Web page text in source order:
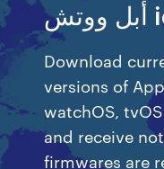
Download
versions of
watchOS,
and receive
firmwares are